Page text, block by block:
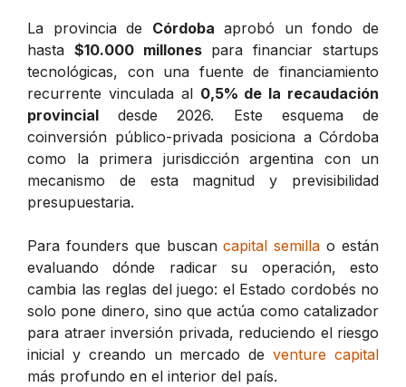
La provincia de Córdoba aprobó un fondo de
hasta $10.000 millonespara financiar startups
tecnológicas, con una fuente de financiamiento
recurrente vinculada al 0,5% de la recaudación
provincial desde 2026. Este esquema de
coinversión público-privada posiciona a Córdoba
como la primera jurisdicción argentina con un
mecanismo de esta magnitud y previsibilidad
presupuestaria.
Para founders que buscancapital semilla o están
evaluando dónde radicar su operación, esto
cambia las reglas del juego: el Estado cordobés no
solo pone dinero, sino que actúa como catalizador
para atraer inversión privada, reduciendo el riesgo
inicial y creando un mercado deventure capital
más profundo en el interior del país.